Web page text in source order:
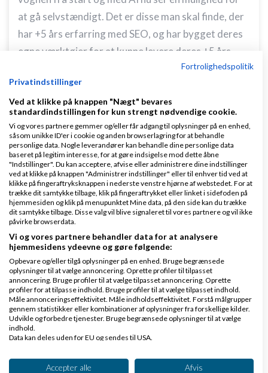
at gå selvstændigt. Det er disse man skal finde, der
har +5 års erfarring med SEO, og har bygget deres
egne værktøjer for at kunne levere deres +5 års
ekspertise på rekord tid ved brug af AI = du bør ikke
skulle betale meget mere end de 5.000 kr., og de bør
kunne tilbude noget kontinuerligt audit billigt, pga
Jeg kan række ud i mit netværk af SEO eksperter
hvis det skulle have interesse.
kim.like(at)aienterprise.dk
Svar
BioovnSkrevet06-06-2026kl. 21:27
Fortrolighedspolitik
Privatindstillinger
Ved at klikke på knappen "Nægt" bevares
standardindstillingen for kun strengt nødvendige cookie.
Vi og vores partnere gemmer og/eller får adgang til oplysninger på en enhed,
såsom unikke ID'er i cookie og anden browserlagring for at behandle
personlige data. Nogle leverandører kan behandle dine personlige data
baseret på legitim interesse, for at gøre indsigelse mod dette åbne
"Indstillinger". Du kan acceptere, afvise eller administrere dine indstillinger
ved at klikke på knappen "Administrer indstillinger" eller til enhver tid ved at
klikke på fingeraftryksknappen i nederste venstre hjørne af webstedet. For at
trække dit samtykke tilbage, klik på fingeraftrykket eller linket i sidefoden på
hjemmesiden og klik på menupunktet Mine data, på den side kan du trække
dit samtykke tilbage. Disse valg vil blive signaleret til vores partnere og vil ikke
påvirke browserdata.
Vi og vores partnere behandler data for at analysere
hjemmesidens ydeevne og gøre følgende:
Opbevare og/eller tilgå oplysninger på en enhed. Bruge begrænsede
oplysninger til at vælge annoncering. Oprette profiler til tilpasset
annoncering. Bruge profiler til at vælge tilpasset annoncering. Oprette
profiler for at tilpasse indhold. Bruge profiler til at vælge tilpasset indhold.
Måle annonceringseffektivitet. Måle indholdseffektivitet. Forstå målgrupper
gennem statistikker eller kombinationer af oplysninger fra forskellige kilder.
Udvikle og forbedre tjenester. Bruge begrænsede oplysninger til at vælge
indhold.
Data kan deles uden for EU og sendes til USA.
Se partnerliste (2 IAB-leverandører)
Accepter alle Afvis